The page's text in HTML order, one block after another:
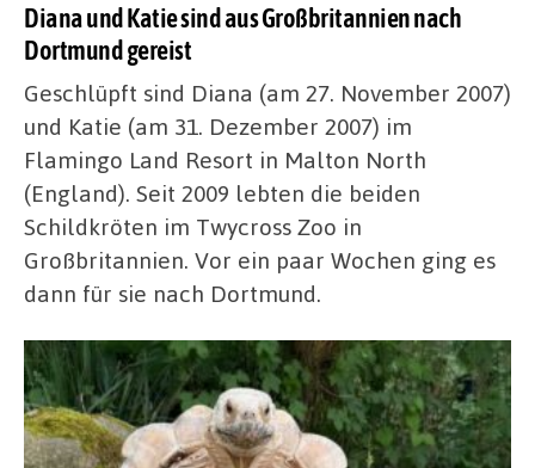
Diana und Katie sind aus Großbritannien nach
Dortmund gereist
Geschlüpft sind Diana (am 27. November 2007)
und Katie (am 31. Dezember 2007) im
Flamingo Land Resort in Malton North
(England). Seit 2009 lebten die beiden
Schildkröten im Twycross Zoo in
Großbritannien. Vor ein paar Wochen ging es
dann für sie nach Dortmund.